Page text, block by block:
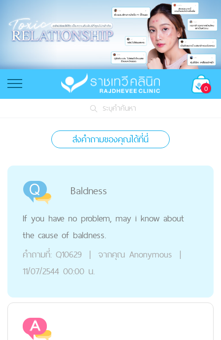
0
ระบุคำค้นหา
ส่งคำถามของคุณได้ที่นี่
Baldness
If you have no problem, may i know about
the cause of baldness.
คำถามที่: Q10629 | จากคุณ Anonymous |
11/07/2544 00:00 น.